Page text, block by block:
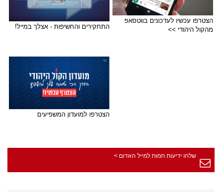
הצטרפו עכשיו לעדכונים בווטסאפ
מהקול היהודי >>
התחקירים והחשיפות - אצלך במייל!
הצטרפו למועדון המשפיעים
שלחו ידיעות חמות למייל האדום >